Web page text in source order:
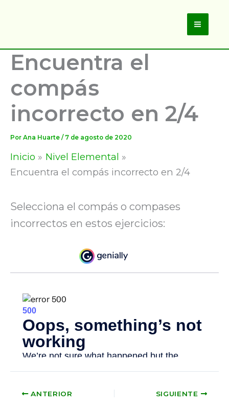
Main
Encuentra el
compás
incorrecto en 2/4
Por Ana Huarte / 7 de agosto de 2020
Inicio
Nivel Elemental
Encuentra el compás incorrecto en 2/4
Selecciona el compás o compases
incorrectos en estos ejercicios:
ANTERIOR SIGUIENTE